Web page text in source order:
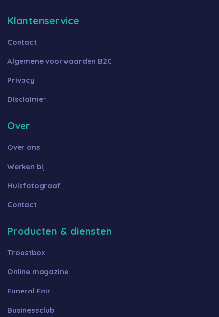
Klantenservice
Contact
Algemene voorwaarden B2C
Privacy
Disclaimer
Over
Over ons
Werken bij
Huisfotograaf
Contact
Producten & diensten
Troostbox
Online magazine
Funeral Fair
Businessclub